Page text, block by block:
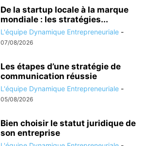
De la startup locale à la marque
mondiale : les stratégies...
L'équipe Dynamique Entrepreneuriale -
07/08/2026
Les étapes d’une stratégie de
communication réussie
L'équipe Dynamique Entrepreneuriale -
05/08/2026
Bien choisir le statut juridique de
son entreprise